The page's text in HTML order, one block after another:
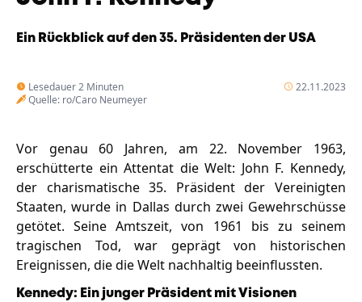
Das geheime Geräusch
Fotobox
Programm
Nachgehört
Podcast
Newsletter
Zeit fürs Oberland
Ein Rückblick auf den 35. Präsidenten der USA
Lesedauer 2 Minuten
Quelle: ro/Caro Neumeyer
22.11.2023
Vor genau 60 Jahren, am 22. November 1963,
erschütterte ein Attentat die Welt: John F. Kennedy,
der charismatische 35. Präsident der Vereinigten
Staaten, wurde in Dallas durch zwei Gewehrschüsse
getötet. Seine Amtszeit, von 1961 bis zu seinem
tragischen Tod, war geprägt von historischen
Ereignissen, die die Welt nachhaltig beeinflussten.
Kennedy: Ein junger Präsident mit Visionen